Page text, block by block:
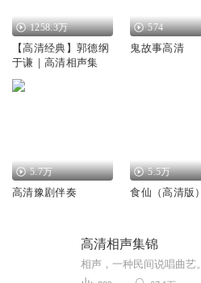
1258.3万
【高清经典】郭德纲
于谦｜高清相声集
574
鬼故事高清
5.7万
高清豫剧伴奏
5.5万
食仙（高清版）
高清相声集锦